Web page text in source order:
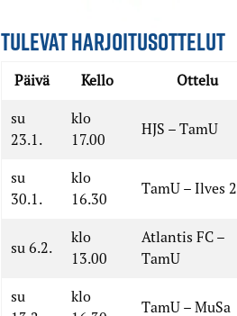
TULEVAT HARJOITUSOTTELUT
Päivä Kello Ottelu
su
23.1.
klo
17.00
HJS – TamU
su
30.1.
klo
16.30
TamU – Ilves 2
su 6.2.
klo
13.00
Atlantis FC –
TamU
su
klo
TamU – MuSa